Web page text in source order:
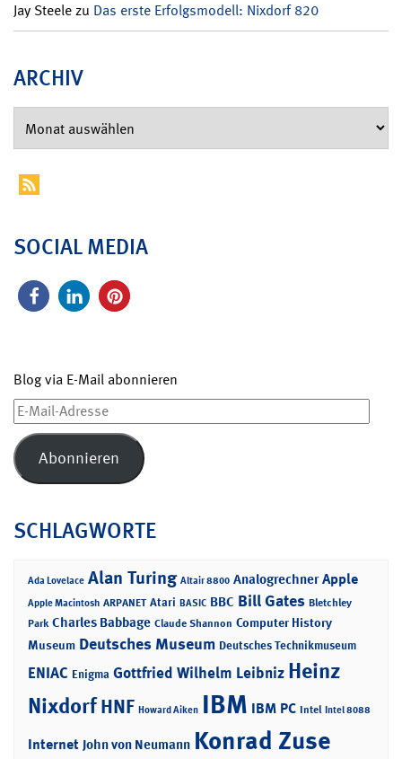
Jay Steelezu Das erste Erfolgsmodell: Nixdorf 820
ARCHIV
SOCIAL MEDIA
Blog via E-Mail abonnieren
E-
Mail-
Adresse
Abonnieren
SCHLAGWORTE
Ada Lovelace Alan Turing Altair 8800 Analogrechner Apple
Apple Macintosh ARPANET Atari BASIC BBC Bill Gates Bletchley
Park Charles Babbage Claude Shannon Computer History
Museum Deutsches Museum Deutsches Technikmuseum
ENIAC Enigma Gottfried Wilhelm Leibniz Heinz
NixdorfHNF Howard Aiken IBM IBM PC Intel Intel 8088
Internet John von Neumann Konrad Zuse